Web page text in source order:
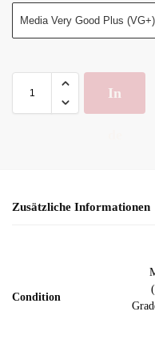
Media Very Good Plus
In
Zusätzliche Informationen
Condition